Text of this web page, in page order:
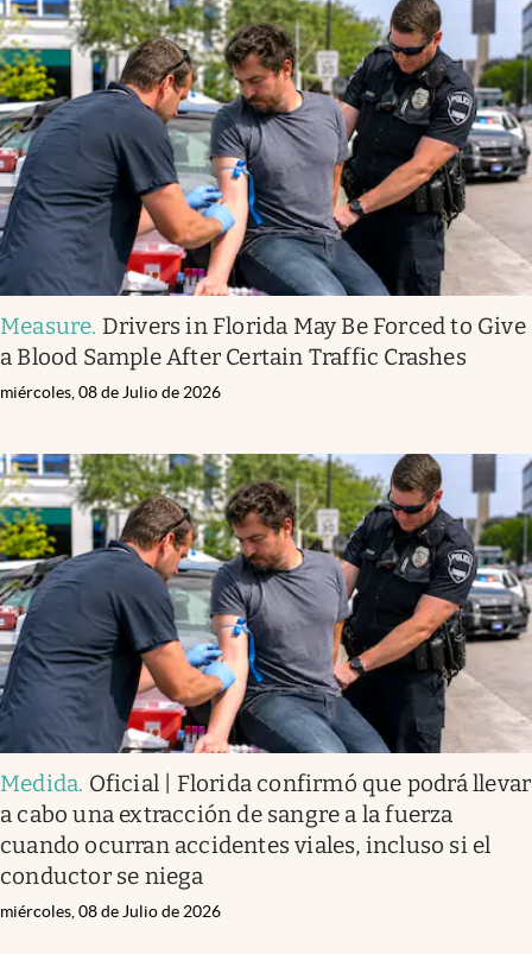
Measure. Drivers in Florida May Be Forced to Give
a Blood Sample After Certain Traffic Crashes
miércoles, 08 de Julio de 2026
Medida. Oficial | Florida confirmó que podrá llevar
a cabo una extracción de sangre a la fuerza
cuando ocurran accidentes viales, incluso si el
conductor se niega
miércoles, 08 de Julio de 2026